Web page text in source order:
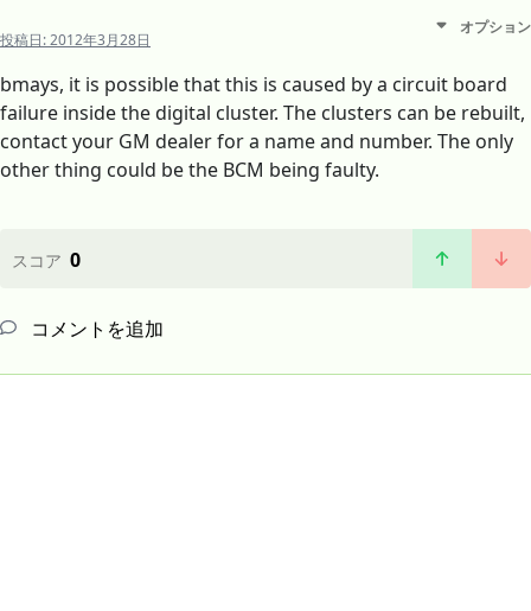
投稿日:2012年3月28日
オプション
bmays, it is possible that this is caused by a circuit board
failure inside the digital cluster. The clusters can be rebuilt,
contact your GM dealer for a name and number. The only
other thing could be the BCM being faulty.
スコア 0
コメントを追加